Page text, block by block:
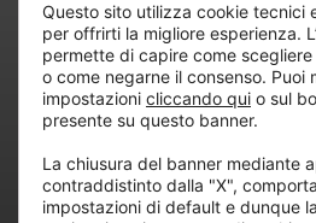
all’attività di direzione e
Informatica”
Questo sito utilizza cookie tecnici
per offrirti la migliore esperienza. L’
permette di capire come
o come negarne il consenso. Puoi
impostazioni cliccando qui o sul
presente su questo banner.
La chiusura del banner mediante
contraddistinto dalla "X",
impostazioni di default e dunque